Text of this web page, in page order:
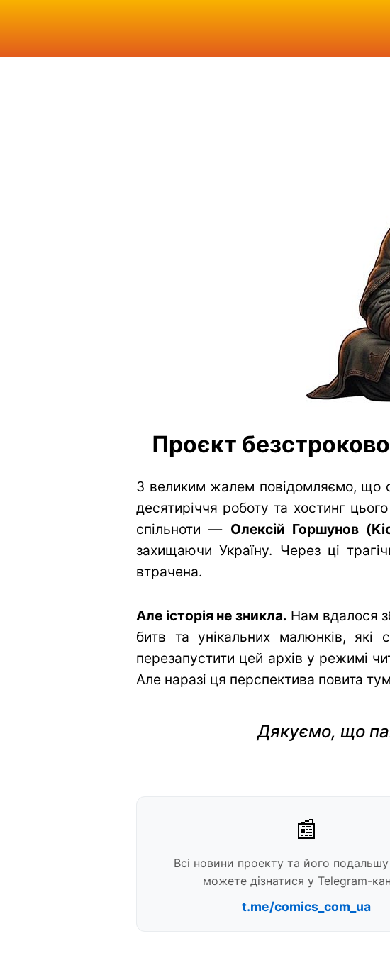
Проєкт
З великим жалем повідомляємо, що
десятиріччя роботу та хостинг
спільноти — Олексій Горшунов
захищаючи Україну. Через ці
втрачена.
Але історія не зникла. Нам вдалося
битв та унікальних малюнків,
перезапустити цей архів у режимі
Але наразі ця перспектива повита
Дякуємо, що
📰
Всі новини проекту та його
можете дізнатися у Telegram-
t.me/comics_com_ua